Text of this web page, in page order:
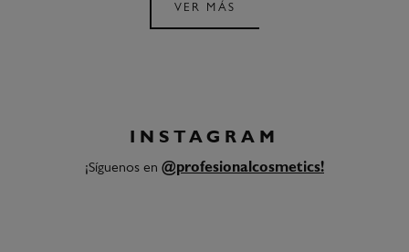
VER MÁS
INSTAGRAM
¡Síguenos en @profesionalcosmetics!